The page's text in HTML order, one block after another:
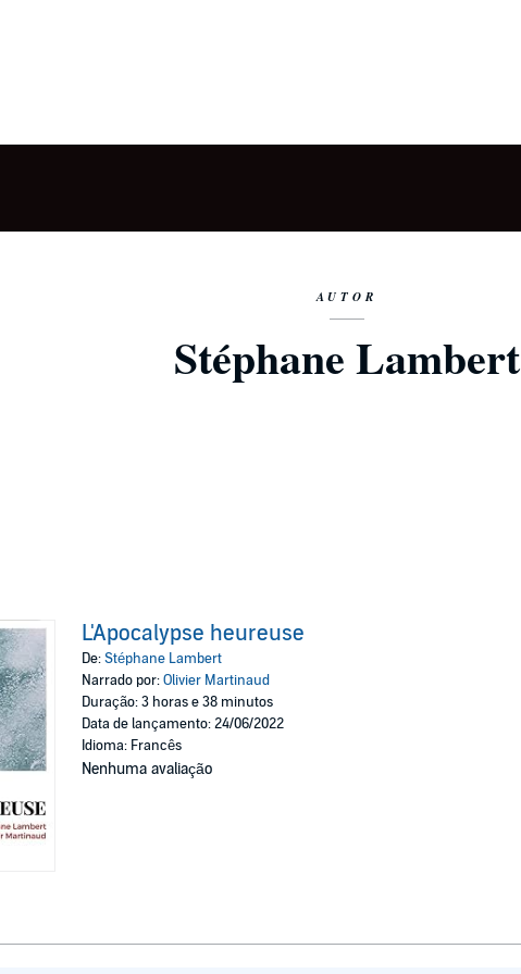
AUTOR
Stéphane Lambert
L'Apocalypse heureuse
De:Stéphane Lambert
Narrado por:Olivier Martinaud
Duração: 3 horas e 38 minutos
Data de lançamento: 24/06/2022
Idioma: Francês
Nenhuma avaliação